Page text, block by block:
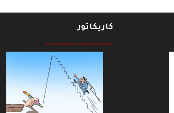
كاريكاتور
--------------------